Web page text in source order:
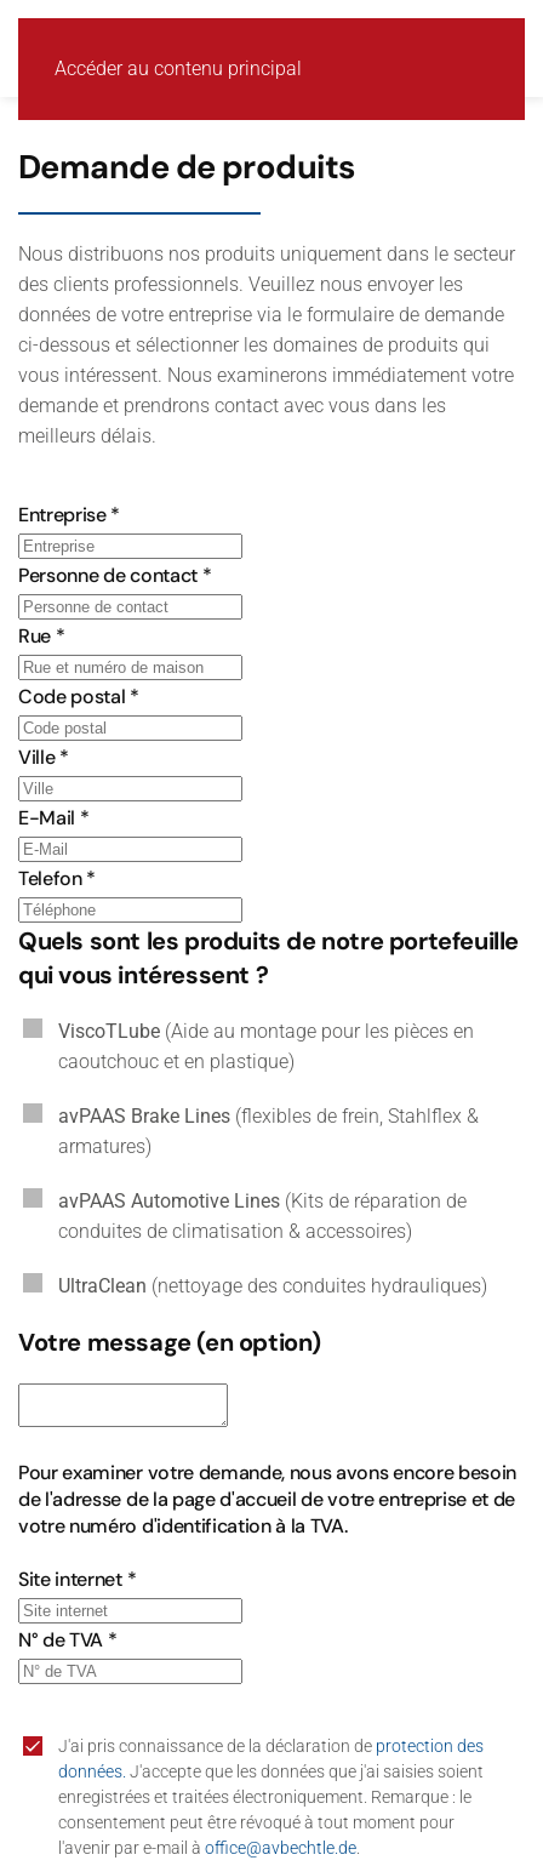
Accéder au contenu principal
Demande de produits
Nous distribuons nos produits uniquement dans le secteur
des clients professionnels. Veuillez nous envoyer les
données de votre entreprise via le formulaire de demande
ci-dessous et sélectionner les domaines de produits qui
vous intéressent. Nous examinerons immédiatement votre
demande et prendrons contact avec vous dans les
meilleurs délais.
Entreprise*
Personne de contact *
Rue *
Code postal *
Ville*
E-Mail *
Telefon*
Quels sont les produits de notre portefeuille
qui vous intéressent ?
ViscoTLube (Aide au montage pour les pièces en
caoutchouc et en plastique)
avPAAS Brake Lines (flexibles de frein, Stahlflex &
armatures)
avPAAS Automotive Lines (Kits de réparation de
conduites de climatisation & accessoires)
UltraClean (nettoyage des conduites hydrauliques)
Votre message (en option)
Pour examiner votre demande, nous avons encore besoin
de l'adresse de la page d'accueil de votre entreprise et de
votre numéro d'identification à la TVA.
Site internet *
N° de TVA *
J'ai pris connaissance de la déclaration de protection des
données. J'accepte que les données que j'ai saisies soient
enregistrées et traitées électroniquement. Remarque : le
consentement peut être révoqué à tout moment pour
l'avenir par e-mail à office@avbechtle.de